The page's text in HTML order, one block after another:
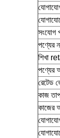
সংযোগ
পণ্যের
শিখা
পণ্যের
রেটেড
কাজ
কাজের